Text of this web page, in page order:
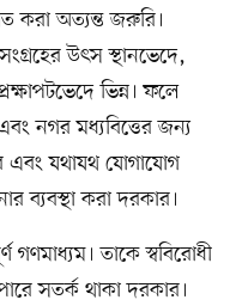
করা অত্যন্ত জরুরি।
উৎস স্থানভেদে,
ভিন্ন। ফলে
নগর মধ্যবিত্তের জন্য
যথাযথ যোগাযোগ
ব্যবস্থা করা দরকার।
তাকে স্ববিরোধী
সতর্ক থাকা দরকার।